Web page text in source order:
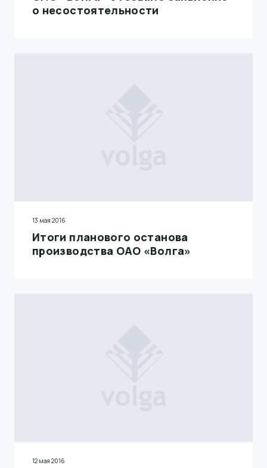
о несостоятельности
13 мая 2016
Итоги планового останова
производства ОАО «Волга»
12 мая 2016